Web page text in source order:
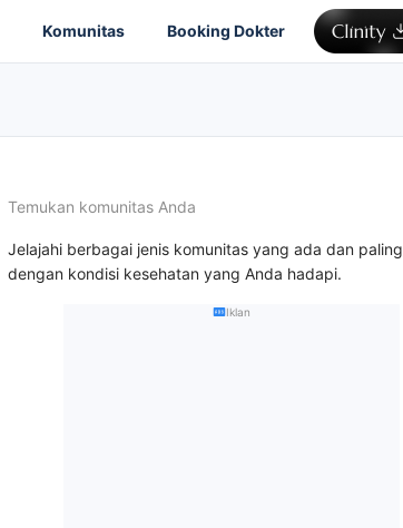
Komunitas Booking Dokter
Temukan komunitas Anda
Jelajahi berbagai jenis komunitas yang ada dan
dengan kondisi kesehatan yang Anda hadapi.
Iklan